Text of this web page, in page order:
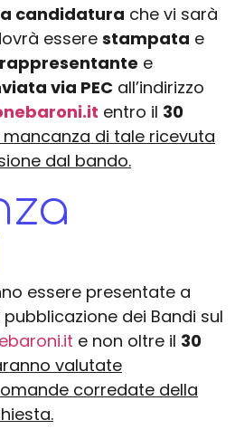
candidatura che vi sarà
essere stampata e
e
via PEC all’indirizzo
entro il 30
mancanza di tale ricevuta
dal bando.
essere presentate a
dei Bandi sul
e non oltre il 30
valutate
corredate della